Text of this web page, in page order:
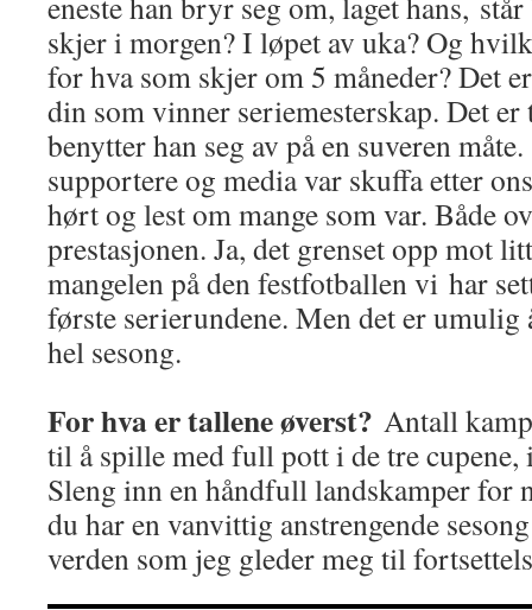
skjer i morgen? I løpet av uka? Og
for hva som skjer om 5 måneder? Det
din som vinner seriemesterskap. Det er
benytter han seg av på en suveren
supportere og media var skuffa etter
hørt og lest om mange som var. Både
prestasjonen. Ja, det grenset opp mot
mangelen på den festfotballen vi har
første serierundene. Men det er
hel sesong.
For hva er tallene øverst? Antall
til å spille med full pott i de tre
Sleng inn en håndfull landskamper for
du har en vanvittig anstrengende
verden som jeg gleder meg til